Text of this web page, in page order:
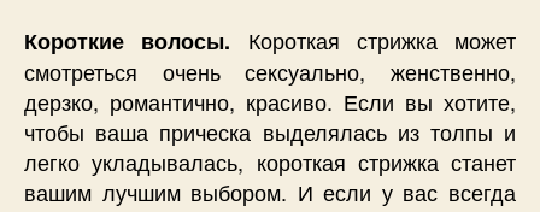
Короткие волосы. Короткая стрижка может
смотреться очень сексуально, женственно,
дерзко, романтично, красиво. Если вы хотите,
чтобы ваша прическа выделялась из толпы и
легко укладывалась, короткая стрижка станет
вашим лучшим выбором. И если у вас всегда